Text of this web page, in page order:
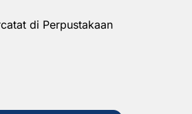
di Perpustakaan